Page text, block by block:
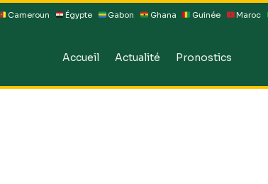
Cameroun Égypte Gabon Ghana Guinée Maroc
Accueil Actualité Pronostics